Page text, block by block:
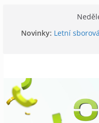
Novinky: Letní
Chovatelé